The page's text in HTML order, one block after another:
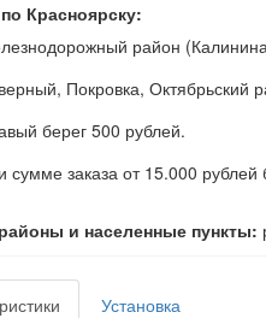
Красноярску:
район
Покровка, Октябрьский
берег 500 рублей.
сумме заказа от 15.000 рублей
и населенные пункты:
Установка